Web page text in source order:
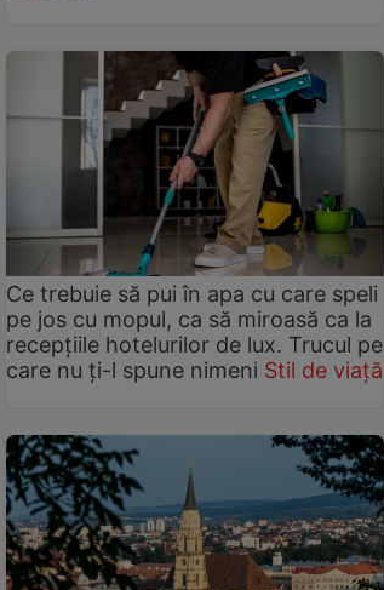
Ce trebuie să pui în apa cu care speli
pe jos cu mopul, ca să miroasă ca la
recepțiile hotelurilor de lux. Trucul pe
care nu ți-l spune nimeni Stil de viață